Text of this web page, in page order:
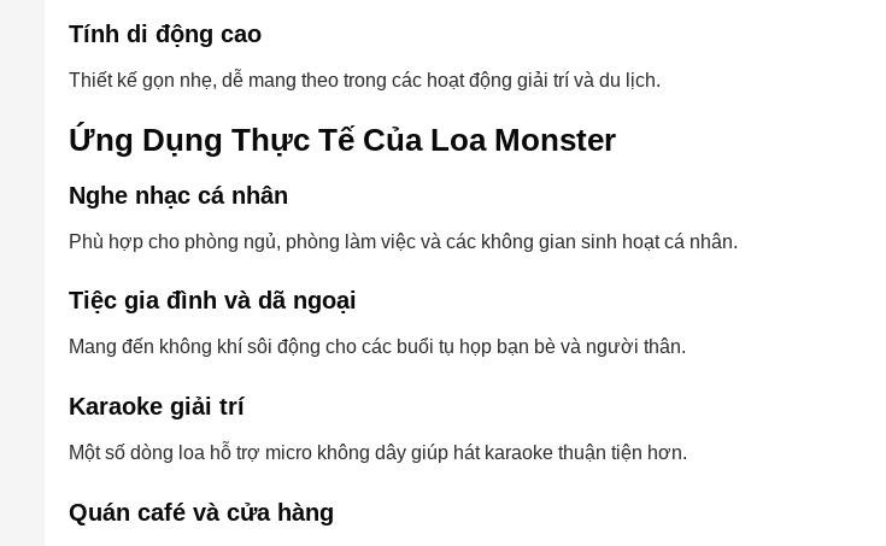
Tính di động cao
Thiết kế gọn nhẹ, dễ mang theo trong các hoạt động giải trí và du lịch.
Ứng Dụng Thực Tế Của Loa Monster
Nghe nhạc cá nhân
Phù hợp cho phòng ngủ, phòng làm việc và các không gian sinh hoạt cá nhân.
Tiệc gia đình và dã ngoại
Mang đến không khí sôi động cho các buổi tụ họp bạn bè và người thân.
Karaoke giải trí
Một số dòng loa hỗ trợ micro không dây giúp hát karaoke thuận tiện hơn.
Quán café và cửa hàng